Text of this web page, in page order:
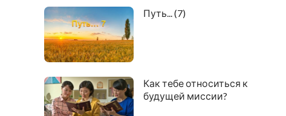
Путь... (7)
Как тебе относиться к
будущей миссии?